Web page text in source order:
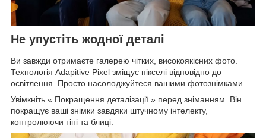
Не упустіть жодної деталі
Ви завжди отримаєте галерею чітких, високоякісних фото.
Технологія Adapitive Pixel зміщує пікселі відповідно до
освітлення. Просто насолоджуйтеся вашими фотознімками.
Увімкніть « Покращення деталізації » перед зніманням. Він
покращує ваші знімки завдяки штучному інтелекту,
контролюючи тіні та блиці.